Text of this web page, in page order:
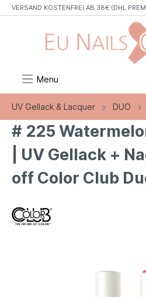
Menu
UV Gellack & Lacquer DUO
# 225
| UV Gellack +
off Color Club